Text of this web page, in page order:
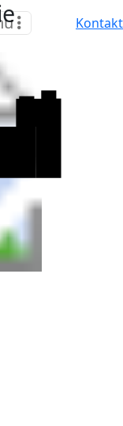
Kontakt